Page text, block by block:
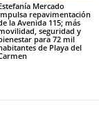
Mercado
repavimentación
la Avenida 115; más
seguridad y
para 72 mil
de Playa del